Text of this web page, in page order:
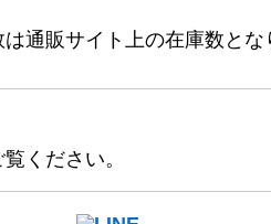
通販サイト上の在庫数と
ください。